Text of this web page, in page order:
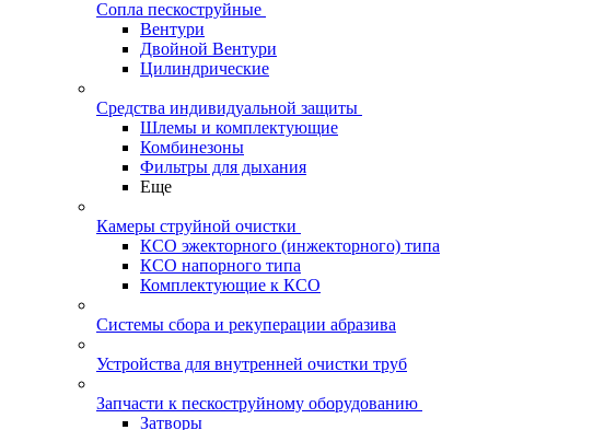
Сопла пескоструйные
Вентури
Двойной Вентури
Цилиндрические
Средства индивидуальной защиты
Шлемы и комплектующие
Комбинезоны
Фильтры для дыхания
Еще
Камеры струйной очистки
КСО эжекторного (инжекторного) типа
КСО напорного типа
Комплектующие к КСО
Системы сбора и рекуперации абразива
Устройства для внутренней очистки труб
Запчасти к пескоструйному оборудованию
Затворы